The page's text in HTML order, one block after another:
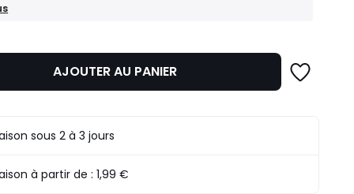
AJOUTER AU PANIER
sous 2 à 3 jours
à partir de :1,99 €